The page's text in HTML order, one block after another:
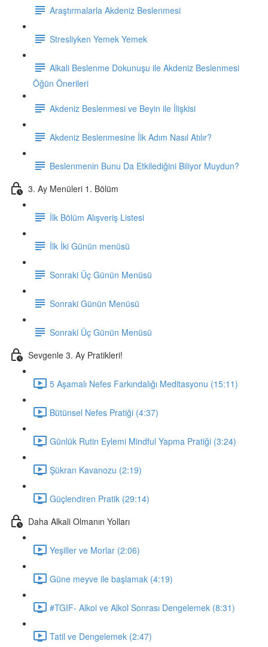
Araştırmalarla Akdeniz Beslenmesi
Stresliyken Yemek Yemek
Alkali Beslenme Dokunuşu ile Akdeniz Beslenmesi
Öğün Önerileri
Akdeniz Beslenmesi ve Beyin ile İlişkisi
Akdeniz Beslenmesine İlk Adım Nasıl Atılır?
Beslenmenin Bunu Da Etkilediğini Biliyor Muydun?
3. Ay Menüleri 1. Bölüm
İlk Bölüm Alışveriş Listesi
İlk İki Günün menüsü
Sonraki Üç Günün Menüsü
Sonraki Günün Menüsü
Sonraki Üç Günün Menüsü
Sevgenle 3. Ay Pratikleri!
5 Aşamalı Nefes Farkındalığı Meditasyonu (15:11)
Bütünsel Nefes Pratiği (4:37)
Günlük Rutin Eylemi Mindful Yapma Pratiği (3:24)
Şükran Kavanozu (2:19)
Güçlendiren Pratik (29:14)
Daha Alkali Olmanın Yolları
Yeşiller ve Morlar (2:06)
Güne meyve ile başlamak (4:19)
#TGIF- Alkol ve Alkol Sonrası Dengelemek (8:31)
Tatil ve Dengelemek (2:47)